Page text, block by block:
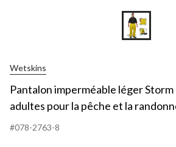
Wetskins
Pantalon imperméable léger
adultes pour la pêche et la
#078-2763-8